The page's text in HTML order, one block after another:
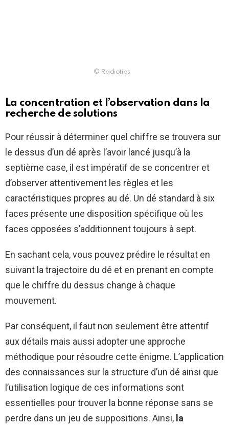
© Radiotips
La concentration et l’observation dans la
recherche de solutions
Pour réussir à déterminer quel chiffre se trouvera sur
le dessus d’un dé après l’avoir lancé jusqu’à la
septième case, il est impératif de se concentrer et
d’observer attentivement les règles et les
caractéristiques propres au dé. Un dé standard à six
faces présente une disposition spécifique où les
faces opposées s’additionnent toujours à sept.
En sachant cela, vous pouvez prédire le résultat en
suivant la trajectoire du dé et en prenant en compte
que le chiffre du dessus change à chaque
mouvement.
Par conséquent, il faut non seulement être attentif
aux détails mais aussi adopter une approche
méthodique pour résoudre cette énigme. L’application
des connaissances sur la structure d’un dé ainsi que
l’utilisation logique de ces informations sont
essentielles pour trouver la bonne réponse sans se
perdre dans un jeu de suppositions. Ainsi, la